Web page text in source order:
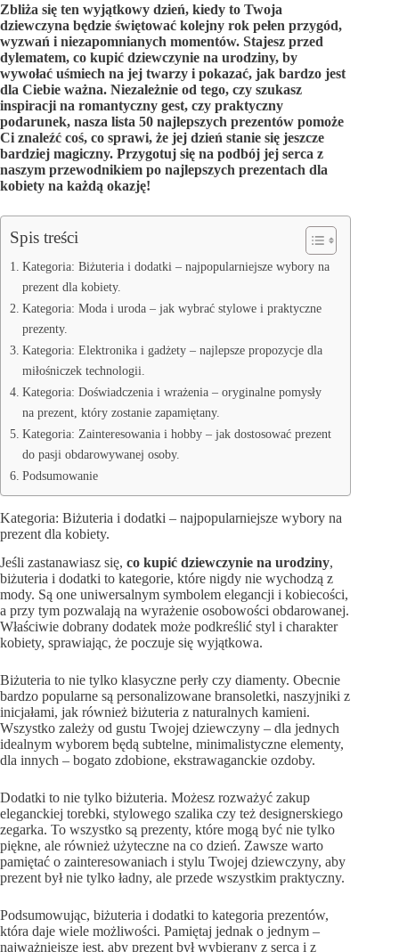
Zbliża się ten wyjątkowy dzień, kiedy to Twoja
dziewczyna będzie świętować kolejny rok pełen przygód,
wyzwań i niezapomnianych momentów. Stajesz przed
dylematem, co kupić dziewczynie na urodziny, by
wywołać uśmiech na jej twarzy i pokazać, jak bardzo jest
dla Ciebie ważna. Niezależnie od tego, czy szukasz
inspiracji na romantyczny gest, czy praktyczny
podarunek, nasza lista 50 najlepszych prezentów pomoże
Ci znaleźć coś, co sprawi, że jej dzień stanie się jeszcze
bardziej magiczny. Przygotuj się na podbój jej serca z
naszym przewodnikiem po najlepszych prezentach dla
kobiety na każdą okazję!
Spis treści
Kategoria: Biżuteria i dodatki – najpopularniejsze wybory na
prezent dla kobiety.
Kategoria: Moda i uroda – jak wybrać stylowe i praktyczne
prezenty.
Kategoria: Elektronika i gadżety – najlepsze propozycje dla
miłośniczek technologii.
Kategoria: Doświadczenia i wrażenia – oryginalne pomysły
na prezent, który zostanie zapamiętany.
Kategoria: Zainteresowania i hobby – jak dostosować prezent
do pasji obdarowywanej osoby.
Podsumowanie
Kategoria: Biżuteria i dodatki – najpopularniejsze wybory na
prezent dla kobiety.
Jeśli zastanawiasz się, co kupić dziewczynie na urodziny,
biżuteria i dodatki to kategorie, które nigdy nie wychodzą z
mody. Są one uniwersalnym symbolem elegancji i kobiecości,
a przy tym pozwalają na wyrażenie osobowości obdarowanej.
Właściwie dobrany dodatek może podkreślić styl i charakter
kobiety, sprawiając, że poczuje się wyjątkowa.
Biżuteria to nie tylko klasyczne perły czy diamenty. Obecnie
bardzo popularne są personalizowane bransoletki, naszyjniki z
inicjałami, jak również biżuteria z naturalnych kamieni.
Wszystko zależy od gustu Twojej dziewczyny – dla jednych
idealnym wyborem będą subtelne, minimalistyczne elementy,
dla innych – bogato zdobione, ekstrawaganckie ozdoby.
Dodatki to nie tylko biżuteria. Możesz rozważyć zakup
eleganckiej torebki, stylowego szalika czy też designerskiego
zegarka. To wszystko są prezenty, które mogą być nie tylko
piękne, ale również użyteczne na co dzień. Zawsze warto
pamiętać o zainteresowaniach i stylu Twojej dziewczyny, aby
prezent był nie tylko ładny, ale przede wszystkim praktyczny.
Podsumowując, biżuteria i dodatki to kategoria prezentów,
która daje wiele możliwości. Pamiętaj jednak o jednym –
najważniejsze jest, aby prezent był wybierany z serca i z